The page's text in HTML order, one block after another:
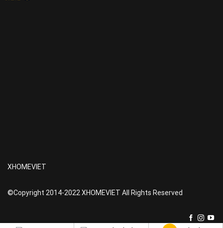
XHOMEVIET
©Copyright 2014-2022 XHOMEVIET All Rights Reserved